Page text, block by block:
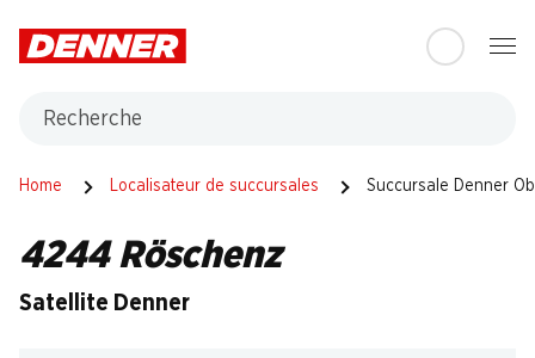
Home Localisateur de succursales Succursale Denner
4244 Röschenz
Satellite Denner